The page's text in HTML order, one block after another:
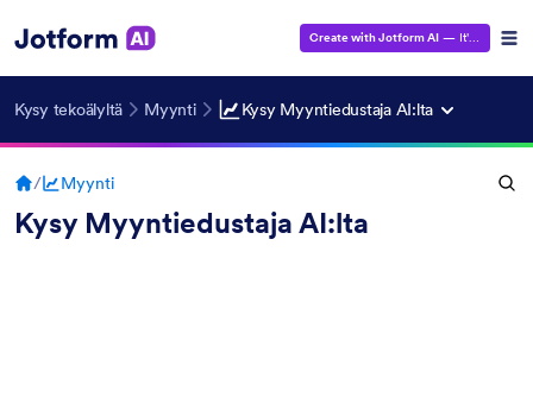
Create with Jotform AI — It's Free!
Kysy tekoälyltä Myynti Kysy Myyntiedustaja AI:lta
/ Myynti
Kysy Myyntiedustaja AI:lta